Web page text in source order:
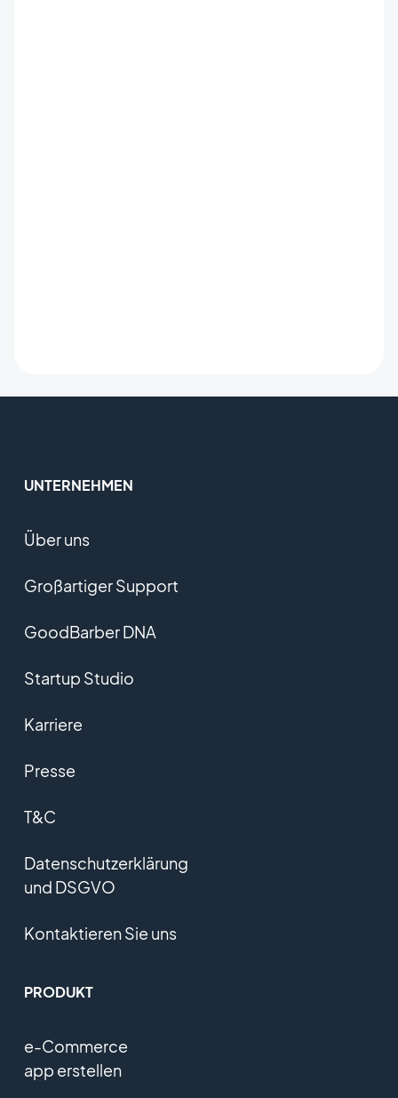
UNTERNEHMEN
Über uns
Großartiger Support
GoodBarber DNA
Startup Studio
Karriere
Presse
T&C
Datenschutzerklärung
und DSGVO
Kontaktieren Sie uns
PRODUKT
e-Commerce
app erstellen